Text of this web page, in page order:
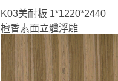
K03美耐板 1*1220*2440
檀香素面立體浮雕